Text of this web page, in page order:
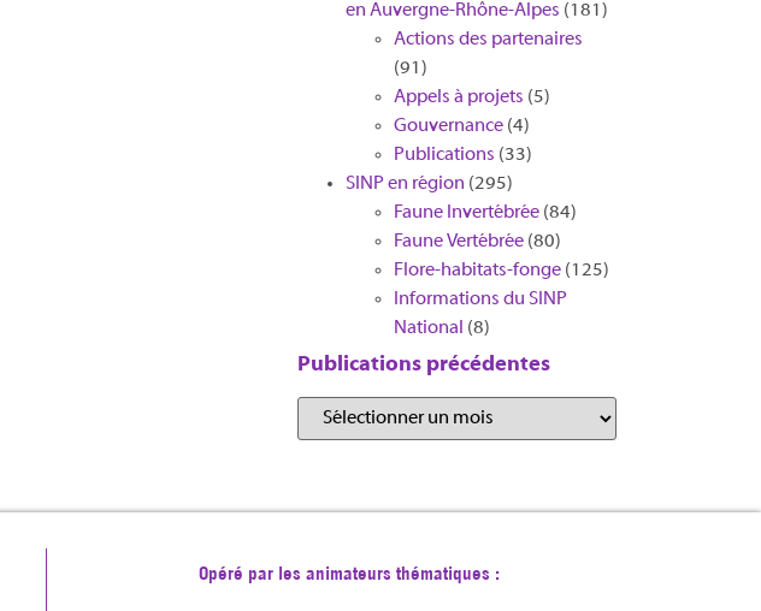
en Auvergne-Rhône-Alpes (181)
Actions des partenaires
(91)
Appels à projets (5)
Gouvernance(4)
Publications (33)
SINP en région (295)
Faune Invertébrée(84)
Faune Vertébrée(80)
Flore-habitats-fonge(125)
Informations du SINP
National (8)
Publications précédentes
Opéré par les animateurs thématiques :